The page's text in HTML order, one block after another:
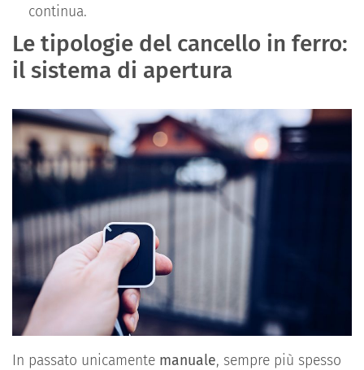
continua.
Le tipologie del cancello in ferro:
il sistema di apertura
In passato unicamente manuale, sempre più spesso